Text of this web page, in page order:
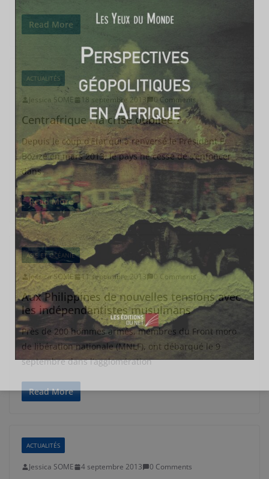
Read More
ACTUALITÉS
Jessica SOME 18 septembre 2013 0 Comments
Centrafrique : la crise oubliée ?
Depuis le coup d’Etat qui a renversé le Président F.
Bozizé en mars 2013, le pays ne cesse de s’enfoncer
dans
Read More
ASIE ET OCÉANIE
Jessica SOME 11 septembre 2013 0 Comments
Aux Philippines de nouvelles tensions avec
les indépendantistes musulmans
Près de 200 hommes armés, membres du Front moro
de libération nationale (MNLF), ont débarqué le 9
septembre dans l’agglomération
Read More
ACTUALITÉS
Jessica SOME 4 septembre 2013 0 Comments